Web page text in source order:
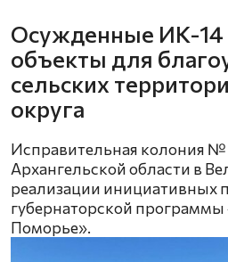
Осужденные ИК-14
объекты для
сельских
округа
Исправительная колония
Архангельской области в
реализации инициативных
губернаторской
Поморье».